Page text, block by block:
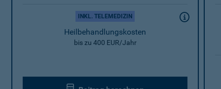
INKL. TELEMEDIZIN
Heilbehandlungskosten
bis zu 400 EUR/Jahr